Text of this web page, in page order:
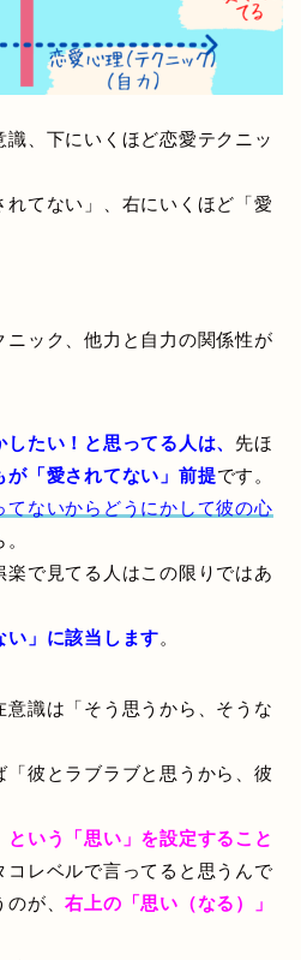
、下にいくほど恋愛テクニッ
てない」、右にいくほど「愛
ニック、他力と自力の関係性が
たい！と思ってる人は、 先ほ
が「愛されてない」前提です。
てないからどうにかして彼の心
楽で見てる人はこの限りではあ
い」に該当します。
識は「そう思うから、そうな
「彼とラブラブと思うから、彼
という「思い」を設定すること
コレベルで言ってると思うんで
のが、右上の「思い（なる）」